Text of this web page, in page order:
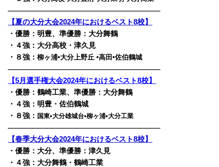
————————————————————————
【夏の大分大会2024年におけるベスト8校】
・優勝：明豊、準優勝：大分舞鶴
・４強：大分高校・津久見
・８強：柳ヶ浦•大分上野丘 •高田•佐伯鶴城
————————————————————————
【5月選手権大会2024年におけるベスト8校】
・優勝：鶴崎工業、準優勝：大分舞鶴
・４強：明豊・佐伯鶴城
・８強： 国東•大分雄城台•柳ヶ浦•大分工業
————————————————————————
【春季大分大会2024年におけるベスト8校】
・優勝：大分、準優勝：津久見
・４強：大分舞鶴・鶴崎工業